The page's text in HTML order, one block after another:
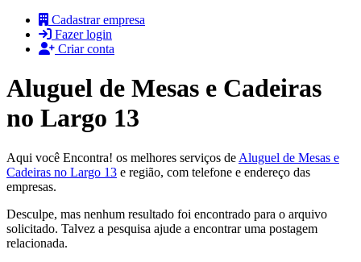
Cadastrar empresa
Fazer login
Criar conta
Aluguel de Mesas e Cadeiras
no Largo 13
Aqui você Encontra! os melhores serviços de Aluguel de Mesas e
Cadeiras no Largo 13 e região, com telefone e endereço das
empresas.
Desculpe, mas nenhum resultado foi encontrado para o arquivo
solicitado. Talvez a pesquisa ajude a encontrar uma postagem
relacionada.